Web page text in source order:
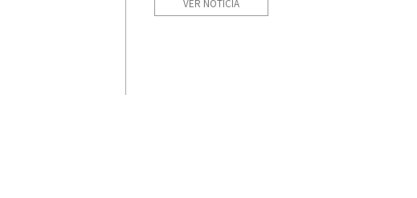
VER NOTÍCIA